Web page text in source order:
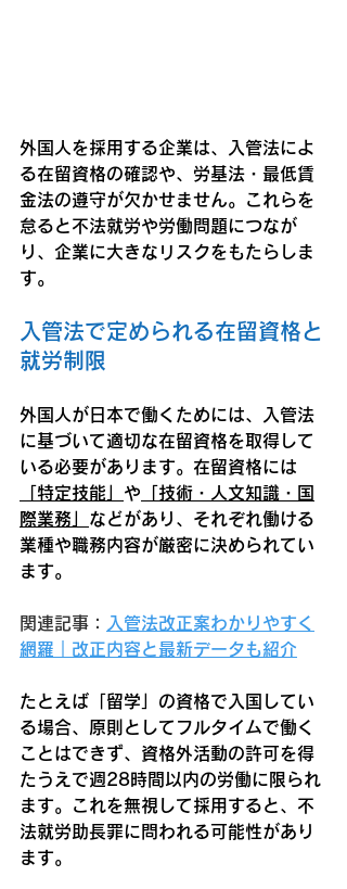
外国人を採用する企業は、入管法によ
る在留資格の確認や、労基法・最低賃
金法の遵守が欠かせません。これらを
怠ると不法就労や労働問題につなが
り、企業に大きなリスクをもたらしま
す。
入管法で定められる在留資格と
就労制限
外国人が日本で働くためには、入管法
に基づいて適切な在留資格を取得して
いる必要があります。在留資格には
「特定技能」 や 「技術・人文知識・国
際業務」 などがあり、それぞれ働ける
業種や職務内容が厳密に決められてい
ます。
関連記事：
入管法改正案わかりやすく
網羅｜改正内容と最新データも紹介
たとえば「留学」の資格で入国してい
る場合、原則としてフルタイムで働く
ことはできず、資格外活動の許可を得
たうえで週28時間以内の労働に限られ
ます。これを無視して採用すると、不
法就労助長罪に問われる可能性があり
ます。